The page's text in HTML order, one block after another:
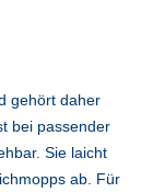
gehört daher
bei passender
Sie laicht
ab. Für